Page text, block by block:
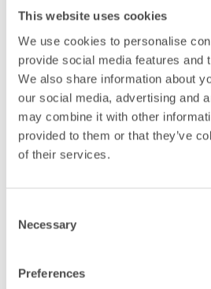
This website uses cookies
We use cookies to personalise
provide social media features and
We also share information about
our social media, advertising and
may combine it with other
provided to them or that they’ve
of their services.
Selection
Necessary
Preferences
att människor ska välja
säger Helena Olsson.
Insikten om att flöden skapar
viktigare. Cityindex visar på
en varierad branschbredd och
kommersiella verksamheter
stadskärnans positiva
ser och lär i stadskärnan har
Ökning inom alla branscher
Dagligvaror – 7,8 miljarder